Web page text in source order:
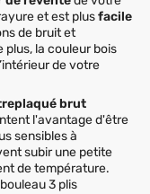
et est plusfacile
de bruit et
la couleur bois
de votre
brut
l'avantage d'être
sensibles à
subir une petite
de température.
3 plis